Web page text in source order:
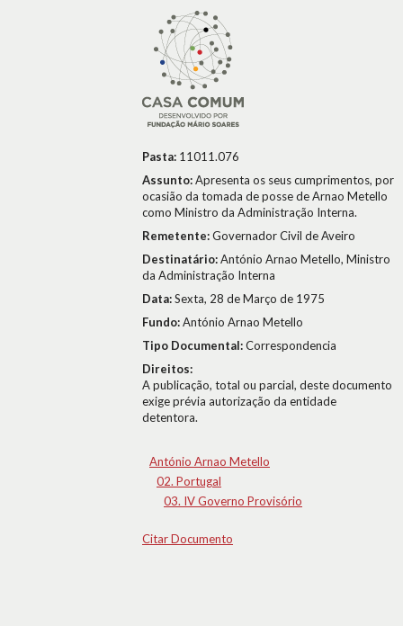
Pasta: 11011.076
Assunto:Apresenta os seus cumprimentos, por
ocasião da tomada de posse de Arnao Metello
como Ministro da Administração Interna.
Remetente:Governador Civil de Aveiro
Destinatário:António Arnao Metello, Ministro
da Administração Interna
Data:Sexta, 28 de Março de 1975
Fundo:António Arnao Metello
Tipo Documental:Correspondencia
Direitos:
A publicação, total ou parcial, deste documento
exige prévia autorização da entidade
detentora.
António Arnao Metello
02. Portugal
03. IV Governo Provisório
Citar Documento